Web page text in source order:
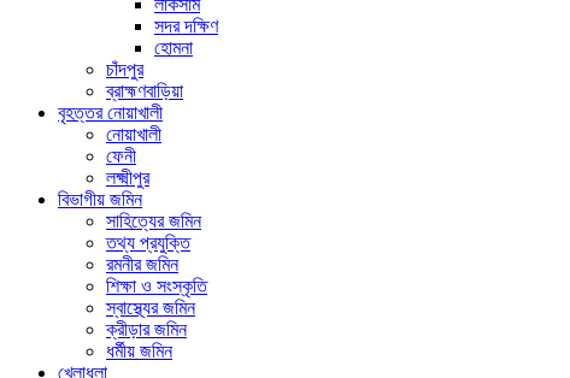
লাকসাম
সদর দক্ষিণ
হোমনা
চাঁদপুর
ব্রাহ্মণবাড়িয়া
বৃহত্তর নোয়াখালী
নোয়াখালী
ফেনী
লক্ষ্মীপুর
বিভাগীয় জমিন
সাহিত্যের জমিন
তথ্য প্রযুক্তি
রমনীর জমিন
শিক্ষা ও সংস্কৃতি
স্বাস্থ্যের জমিন
ক্রীড়ার জমিন
ধর্মীয় জমিন
খেলাধুলা